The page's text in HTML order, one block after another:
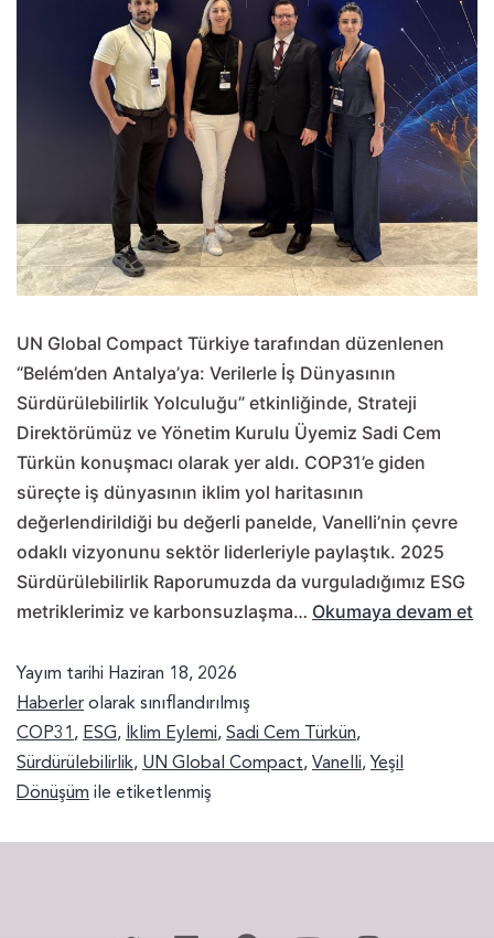
UN Global Compact Türkiye tarafından düzenlenen
“Belém’den Antalya’ya: Verilerle İş Dünyasının
Sürdürülebilirlik Yolculuğu” etkinliğinde, Strateji
Direktörümüz ve Yönetim Kurulu Üyemiz Sadi Cem
Türkün konuşmacı olarak yer aldı. COP31’e giden
süreçte iş dünyasının iklim yol haritasının
değerlendirildiği bu değerli panelde, Vanelli’nin çevre
odaklı vizyonunu sektör liderleriyle paylaştık. 2025
Sürdürülebilirlik Raporumuzda da vurguladığımız ESG
metriklerimiz ve karbonsuzlaşma… Okumaya devam et
Yayım tarihi Haziran 18, 2026
Haberler olarak sınıflandırılmış
COP31 , ESG, İklim Eylemi, Sadi Cem Türkün,
Sürdürülebilirlik, UN Global Compact, Vanelli, Yeşil
Dönüşüm ile etiketlenmiş